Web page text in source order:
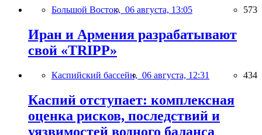
Большой Восток, 06 августа, 13:05 573
Иран и Армения разрабатывают
свой «TRIPP»
Каспийский бассейн, 06 августа, 12:31 434
Каспий отступает: комплексная
оценка рисков, последствий и
уязвимостей водного баланса